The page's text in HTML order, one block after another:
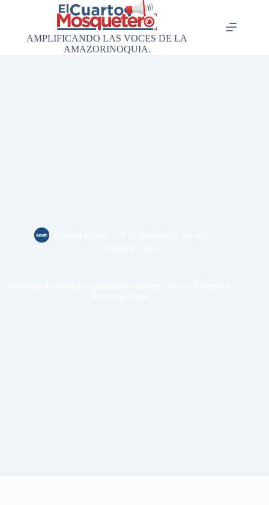
AMPLIFICANDO LAS VOCES DE LA
AMAZORINOQUIA.